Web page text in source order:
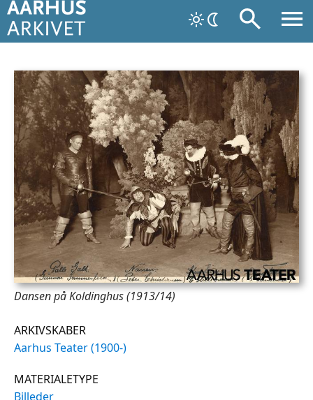
Dansen på Koldinghus (1913/14)
ARKIVSKABER
Aarhus Teater (1900-)
MATERIALETYPE
Billeder